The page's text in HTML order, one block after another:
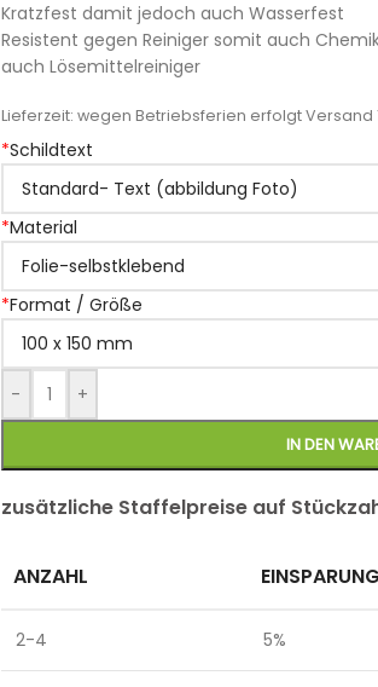
Kratzfest damit jedoch auch Wasserfest
Resistent gegen Reiniger somit auch
auch Lösemittelreiniger
Lieferzeit: wegen Betriebsferien erfolgt Versand
*Schildtext
*Material
*Format / Größe
- +
IN DEN
zusätzliche Staffelpreise auf
ANZAHL
2-4 5%